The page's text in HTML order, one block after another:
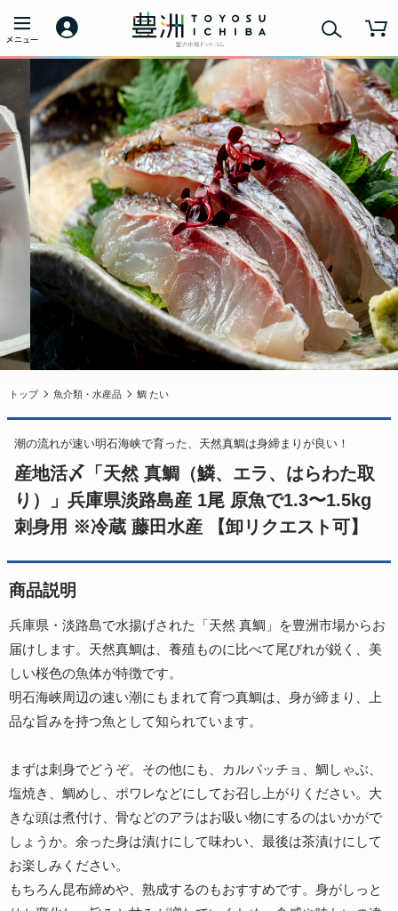
トップ 魚介類・水産品 鯛 たい
潮の流れが速い明石海峡で育った、天然真鯛は身締まりが良い！
産地活〆「天然 真鯛（鱗、エラ、はらわた取
り）」兵庫県淡路島産 1尾 原魚で1.3〜1.5kg
刺身用 ※冷蔵 藤田水産 【卸リクエスト可】
商品説明
兵庫県・淡路島で水揚げされた「天然 真鯛」を豊洲市場からお
届けします。天然真鯛は、養殖ものに比べて尾びれが鋭く、美
しい桜色の魚体が特徴です。
明石海峡周辺の速い潮にもまれて育つ真鯛は、身が締まり、上
品な旨みを持つ魚として知られています。
まずは刺身でどうぞ。その他にも、カルパッチョ、鯛しゃぶ、
塩焼き、鯛めし、ポワレなどにしてお召し上がりください。大
きな頭は煮付け、骨などのアラはお吸い物にするのはいかがで
しょうか。余った身は漬けにして味わい、最後は茶漬けにして
お楽しみください。
もちろん昆布締めや、熟成するのもおすすめです。身がしっと